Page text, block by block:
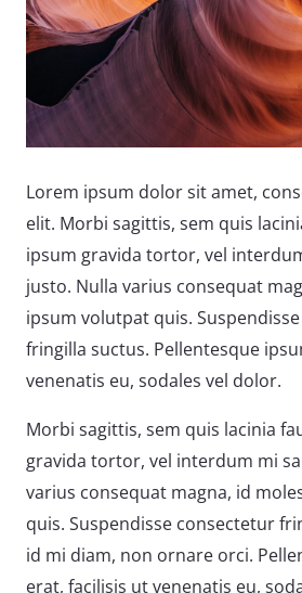
Lorem ipsum dolor sit amet,
elit. Morbi sagittis, sem quis
ipsum gravida tortor, vel
justo. Nulla varius consequat
ipsum volutpat quis.
fringilla suctus. Pellentesque
venenatis eu, sodales vel dolor.
Morbi sagittis, sem quis lacinia
gravida tortor, vel interdum mi
varius consequat magna, id
quis. Suspendisse consectetur
id mi diam, non ornare orci.
erat, facilisis ut venenatis eu,